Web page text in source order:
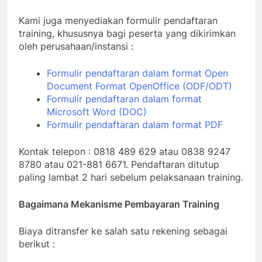
Kami juga menyediakan formulir pendaftaran
training, khususnya bagi peserta yang dikirimkan
oleh perusahaan/instansi :
Formulir pendaftaran dalam format Open
Document Format OpenOffice (ODF/ODT)
Formulir pendaftaran dalam format
Microsoft Word (DOC)
Formulir pendaftaran dalam format PDF
Kontak telepon : 0818 489 629 atau 0838 9247
8780 atau 021-881 6671. Pendaftaran ditutup
paling lambat 2 hari sebelum pelaksanaan training.
Bagaimana Mekanisme Pembayaran Training
Biaya ditransfer ke salah satu rekening sebagai
berikut :